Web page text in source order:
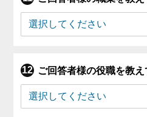
ご回答者様の役職を教え